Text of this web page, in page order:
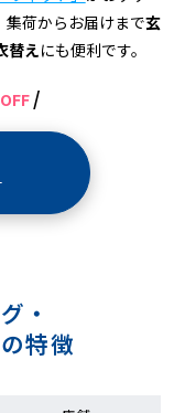
集荷からお届けまで玄
替えにも便利です。
OFF /
・
特徴